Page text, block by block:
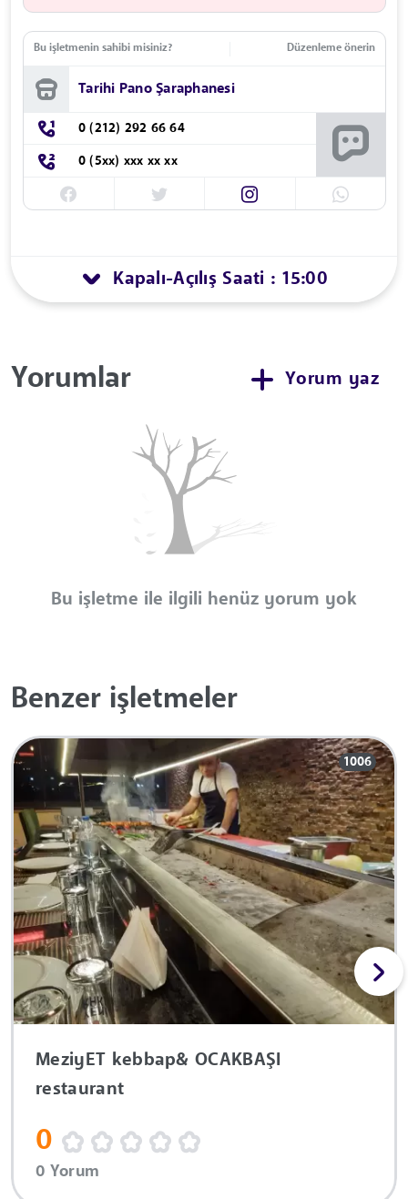
Bu işletmenin sahibi misiniz? Düzenleme önerin
Tarihi Pano Şaraphanesi
0 (212) 292 66 64
0 (5xx) xxx xx xx
Kapalı-Açılış Saati : 15:00
Yorumlar Yorum yaz
Bu işletme ile ilgili henüz yorum yok
Benzer işletmeler
1006
MeziyET kebbap& OCAKBAŞI
restaurant
0
0 Yorum